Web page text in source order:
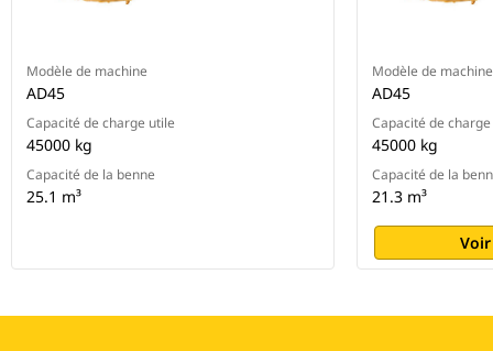
Modèle de machine
AD45
Capacité de charge utile
45000 kg
Capacité de la benne
25.1 m³
Modèle de machine
AD45
Capacité de
45000 kg
Capacité de la
21.3 m³